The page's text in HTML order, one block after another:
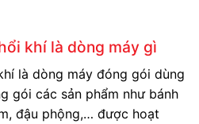
khí là dòng máy gì
là dòng máy đóng gói dùng
gói các sản phẩm như bánh
đậu phộng,… được hoạt